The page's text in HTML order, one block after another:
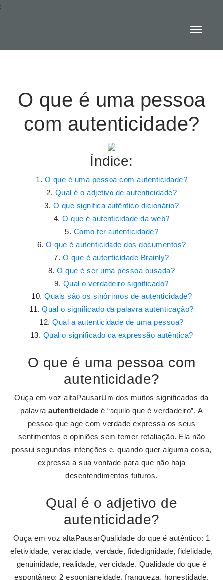
:
O que é uma pessoa
com autenticidade?
Índice:
O que é uma pessoa com autenticidade?
Qual é o adjetivo de autenticidade?
O que significa autêntico dicionário?
O que é autenticidade da web?
Como ter autenticidade?
O que é autenticidade dos documentos?
O que é autenticidade Brainly?
O que é ser uma pessoa ousada?
Qual o verdadeiro significado?
Quais são os sinônimos de autenticidade?
Qual o significado da palavra autenticação?
Qual a autenticidade de uma pessoa?
Qual o significado da expressão autêntica?
O que é uma pessoa com
autenticidade?
Ouça em voz altaPausarUm dos muitos significados da
palavra autenticidade é “aquilo que é verdadeiro”. A
pessoa que age com verdade expressa os seus
sentimentos e opiniões sem temer retaliação. Ela não
possui segundas intenções e, quando quer alguma coisa,
expressa a sua vontade para que não haja
desentendimentos futuros.
Qual é o adjetivo de
autenticidade?
Ouça em voz altaPausarQualidade do que é autêntico: 1
efetividade, veracidade, verdade, fidedignidade, fidelidade,
genuinidade, realidade, vericidade. Qualidade do que é
espontâneo: 2 espontaneidade, franqueza, honestidade,